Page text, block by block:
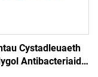
Cystadleuaeth
Antibacteriaidd